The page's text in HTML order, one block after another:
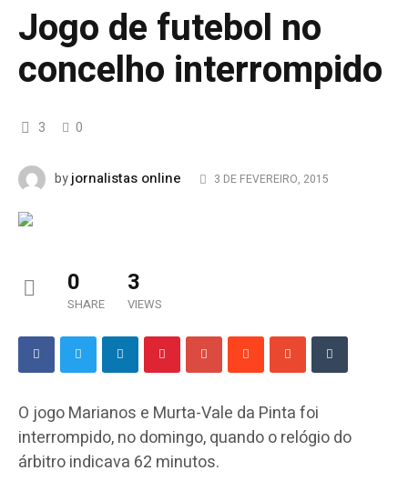
Jogo de futebol no
concelho interrompido
3 0
byjornalistas online 3 DE FEVEREIRO, 2015
0
SHARE
3
VIEWS
O jogo Marianos e Murta-Vale da Pinta foi
interrompido, no domingo, quando o relógio do
árbitro indicava 62 minutos.